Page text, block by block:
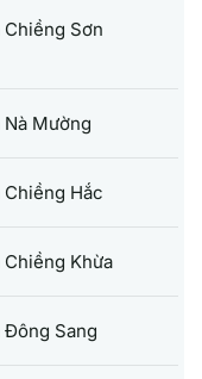
Chiềng Sơn
Nà Mường
Chiềng Hắc
Chiềng Khừa
Đông Sang